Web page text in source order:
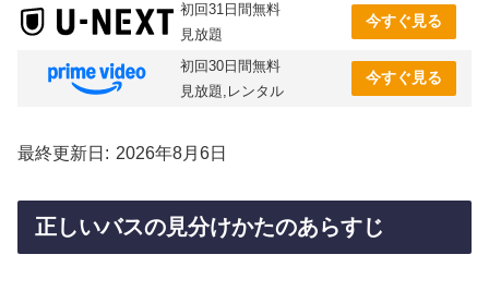
初回31日間無料
見放題
今すぐ見る
初回30日間無料
見放題,レンタル
今すぐ見る
最終更新日 2026年8月6日
正しいバスの見分けかたのあらすじ